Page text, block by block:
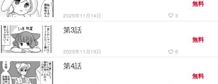
2025年11月14日 favorite_border 3
無料
第3話
2025年11月19日 favorite_border 6
無料
第4話
無料